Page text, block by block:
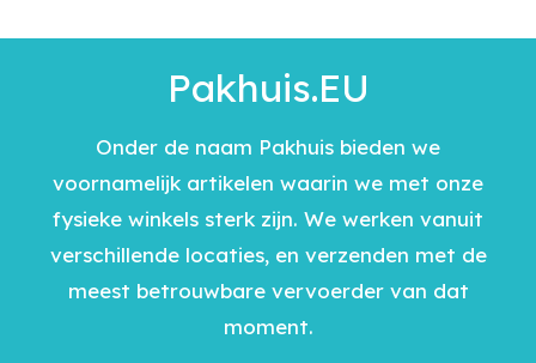
Pakhuis.EU
Onder de naam Pakhuis bieden we
voornamelijk artikelen waarin we met onze
fysieke winkels sterk zijn. We werken vanuit
verschillende locaties, en verzenden met de
meest betrouwbare vervoerder van dat
moment.